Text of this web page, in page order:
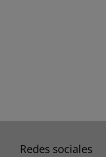
Redes sociales